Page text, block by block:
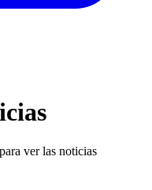
ver las noticias